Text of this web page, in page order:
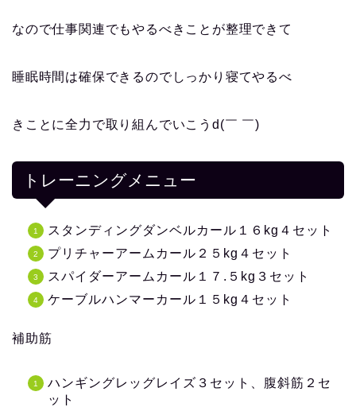
なので仕事関連でもやるべきことが整理できて
睡眠時間は確保できるのでしっかり寝てやるべ
きことに全力で取り組んでいこうd(￣ ￣)
トレーニングメニュー
スタンディングダンベルカール１６kg４セット
プリチャーアームカール２５kg４セット
スパイダーアームカール１７.５kg３セット
ケーブルハンマーカール１５kg４セット
補助筋
ハンギングレッグレイズ３セット、腹斜筋２セ
ット